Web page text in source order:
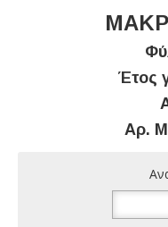
Έτος
Αρ.